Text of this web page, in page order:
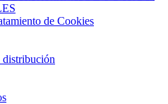
de Cookies